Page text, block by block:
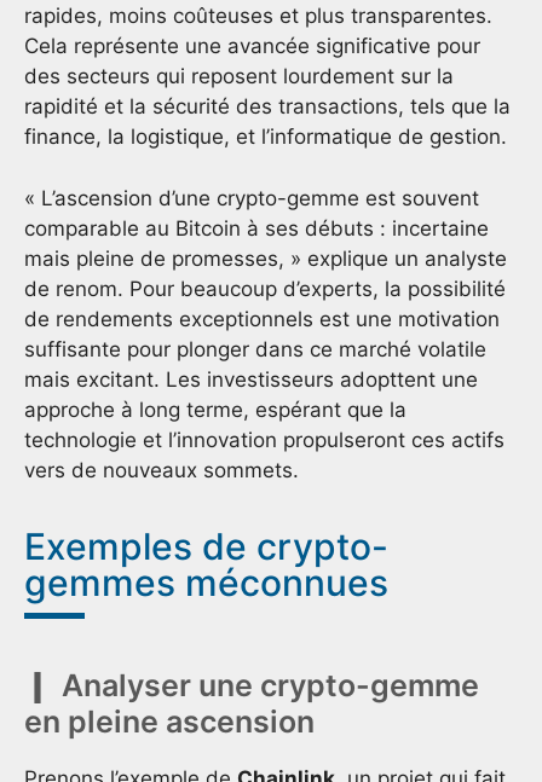
rapides, moins coûteuses et plus transparentes.
Cela représente une avancée significative pour
des secteurs qui reposent lourdement sur la
rapidité et la sécurité des transactions, tels que la
finance, la logistique, et l’informatique de gestion.
« L’ascension d’une crypto-gemme est souvent
comparable au Bitcoin à ses débuts : incertaine
mais pleine de promesses, » explique un analyste
de renom. Pour beaucoup d’experts, la possibilité
de rendements exceptionnels est une motivation
suffisante pour plonger dans ce marché volatile
mais excitant. Les investisseurs adopttent une
approche à long terme, espérant que la
technologie et l’innovation propulseront ces actifs
vers de nouveaux sommets.
Exemples de crypto-
gemmes méconnues
Analyser une crypto-gemme
en pleine ascension